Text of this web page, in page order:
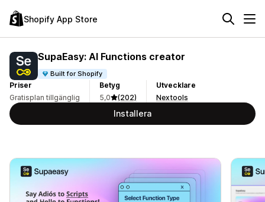
Shopify App Store
SupaEasy: AI Functions creator
Built for Shopify
Priser
Gratisplan tillgänglig
Betyg
5,0
(202)
Utvecklare
Nextools
Installera